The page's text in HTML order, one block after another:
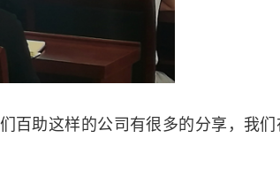
百助这样的公司有很多的分享，我们